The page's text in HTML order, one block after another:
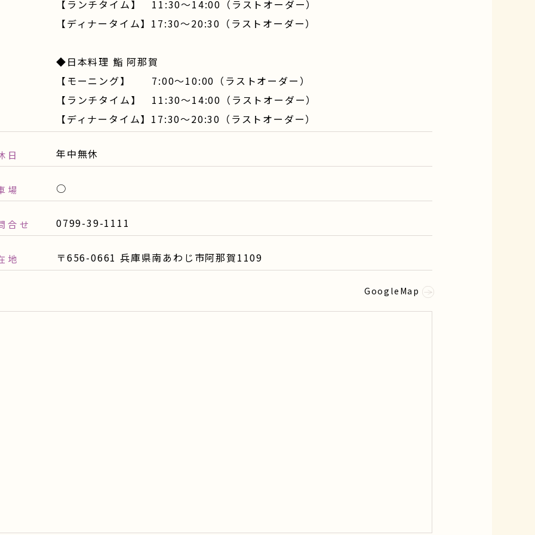
【ランチタイム】 11:30～14:00（ラストオーダー）
【ディナータイム】17:30～20:30（ラストオーダー）
◆日本料理 鮨 阿那賀
【モーニング】 7:00～10:00（ラストオーダー）
【ランチタイム】 11:30～14:00（ラストオーダー）
【ディナータイム】17:30～20:30（ラストオーダー）
日 年中無休
場 ○
合せ 0799-39-1111
地 〒656-0661 兵庫県南あわじ市阿那賀1109
GoogleMap